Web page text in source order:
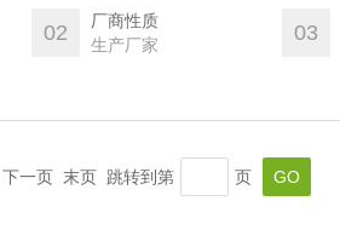
02
厂商性质
生产厂家
03
下一页 末页 跳转到第 页